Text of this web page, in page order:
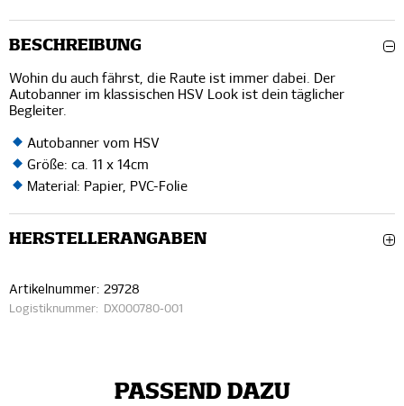
BESCHREIBUNG
Wohin du auch fährst, die Raute ist immer dabei. Der
Autobanner im klassischen HSV Look ist dein täglicher
Begleiter.
Autobanner vom HSV
Größe: ca. 11 x 14cm
Material: Papier, PVC-Folie
HERSTELLERANGABEN
Artikelnummer: 29728
Logistiknummer: DX000780-001
PASSEND DAZU